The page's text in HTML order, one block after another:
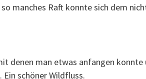
manches Raft konnte sich dem
denen man etwas anfangen
Ein schöner Wildfluss.